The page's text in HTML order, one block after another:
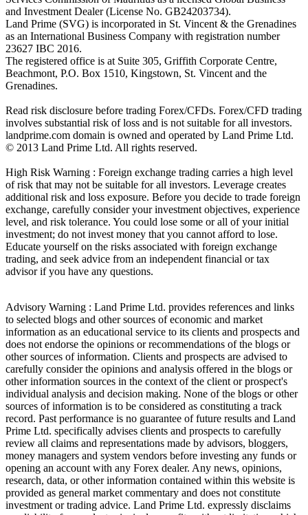
and Investment Dealer (License No. GB24203734).
Land Prime (SVG) is incorporated in St. Vincent & the Grenadines
as an International Business Company with registration number
23627 IBC 2016.
The registered office is at Suite 305, Griffith Corporate Centre,
Beachmont, P.O. Box 1510, Kingstown, St. Vincent and the
Grenadines.
Read risk disclosure before trading Forex/CFDs. Forex/CFD trading
involves substantial risk of loss and is not suitable for all investors.
landprime.com domain is owned and operated by Land Prime Ltd.
© 2013 Land Prime Ltd. All rights reserved.
High Risk Warning : Foreign exchange trading carries a high level
of risk that may not be suitable for all investors. Leverage creates
additional risk and loss exposure. Before you decide to trade foreign
exchange, carefully consider your investment objectives, experience
level, and risk tolerance. You could lose some or all of your initial
investment; do not invest money that you cannot afford to lose.
Educate yourself on the risks associated with foreign exchange
trading, and seek advice from an independent financial or tax
advisor if you have any questions.
Advisory Warning : Land Prime Ltd. provides references and links
to selected blogs and other sources of economic and market
information as an educational service to its clients and prospects and
does not endorse the opinions or recommendations of the blogs or
other sources of information. Clients and prospects are advised to
carefully consider the opinions and analysis offered in the blogs or
other information sources in the context of the client or prospect's
individual analysis and decision making. None of the blogs or other
sources of information is to be considered as constituting a track
record. Past performance is no guarantee of future results and Land
Prime Ltd. specifically advises clients and prospects to carefully
review all claims and representations made by advisors, bloggers,
money managers and system vendors before investing any funds or
opening an account with any Forex dealer. Any news, opinions,
research, data, or other information contained within this website is
provided as general market commentary and does not constitute
investment or trading advice. Land Prime Ltd. expressly disclaims